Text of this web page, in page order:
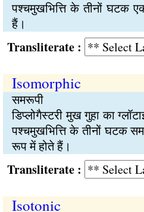
पश्चमुखभित्ति के तीनों घटक
हैं।
:
Isomorphic
समरूपी
डिप्लोगैस्टरी मुख गुहा का
पश्चमुखभित्ति के तीनों घटक
रूप में होते हैं।
:
Isotonic